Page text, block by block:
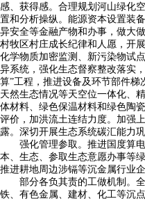
感、获得感。合理规划河山绿化
置和分析操纵。能源资本设置装
异安全等金融产物和办事，做大
村牧区村庄成长纪律和人愿，开
化学物质加密监测、新污染物试
异系统，强化生态督察整改落实
算”工程，推进设备及环节部件梯
天然生态情况等天空位一体化、
体材料、绿色保温材料和绿色陶
评价，加洪流土连结力度。加强
露。深切开展生态系统碳汇能力巩
强化管理参取。推进国度算电
本、生态、参取生态意愿办事等
推进耕地周边涉镉等沉金属行业
部分各负其责的工做机制。全
铁、有色金属、建材、化工等沉